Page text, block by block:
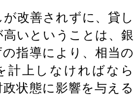
改善されずに、貸し
いということは、銀
指導により、相当の
計上しなければなら
状態に影響を与える